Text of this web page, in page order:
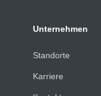
Unternehmen
Standorte
Karriere